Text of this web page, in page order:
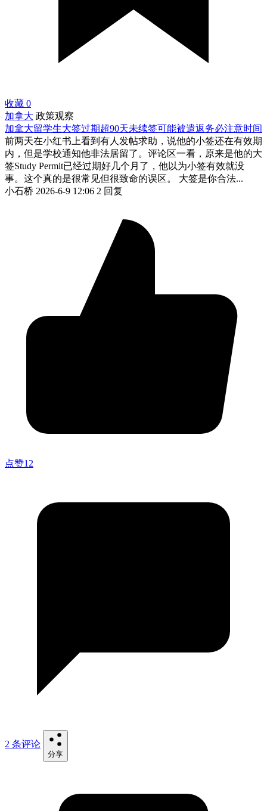
收藏 0
加拿大 政策观察
加拿大留学生大签过期超90天未续签可能被遣返务必注意时间
前两天在小红书上看到有人发帖求助，说他的小签还在有效期
内，但是学校通知他非法居留了。评论区一看，原来是他的大
签Study Permit已经过期好几个月了，他以为小签有效就没
事。这个真的是很常见但很致命的误区。 大签是你合法...
小石桥 2026-6-9 12:06 2 回复
点赞12
2 条评论
分享